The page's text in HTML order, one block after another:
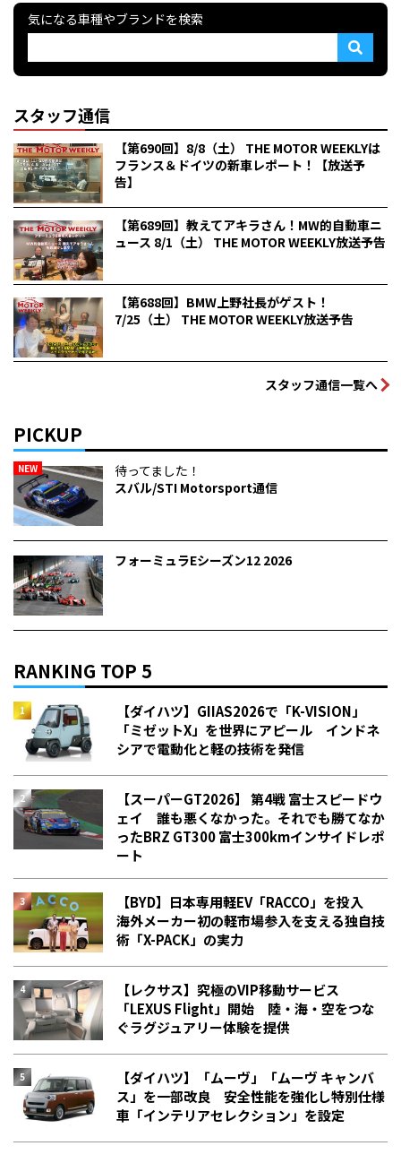
気になる車種やブランドを検索
スタッフ通信
【第690回】8/8（土） THE MOTOR WEEKLYは
フランス＆ドイツの新車レポート！【放送予
告】
【第689回】教えてアキラさん！MW的自動車ニ
ュース 8/1（土） THE MOTOR WEEKLY放送予告
【第688回】BMW上野社長がゲスト！
7/25（土） THE MOTOR WEEKLY放送予告
スタッフ通信一覧へ
PICKUP
NEW
待ってました！
スバル/STI Motorsport通信
フォーミュラEシーズン12 2026
RANKING TOP 5
【ダイハツ】GIIAS2026で「K-VISION」
「ミゼットX」を世界にアピール インドネ
シアで電動化と軽の技術を発信
【スーパーGT2026】 第4戦 富士スピードウ
ェイ 誰も悪くなかった。それでも勝てなか
った――BRZ GT300 富士300kmインサイドレポ
ート
【BYD】日本専用軽EV「RACCO」を投入
海外メーカー初の軽市場参入を支える独自技
術「X-PACK」の実力
【レクサス】究極のVIP移動サービス
「LEXUS Flight」開始 陸・海・空をつな
ぐラグジュアリー体験を提供
【ダイハツ】「ムーヴ」「ムーヴ キャンバ
ス」を一部改良 安全性能を強化し特別仕様
車「インテリアセレクション」を設定